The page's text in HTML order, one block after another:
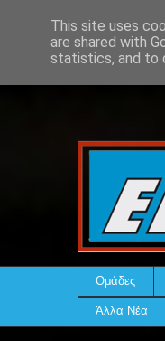
Ομάδες
Άλλα Νέα
This site uses
are shared with
statistics, and to